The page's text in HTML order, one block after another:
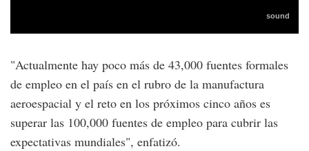
"Actualmente hay poco más de 43,000 fuentes formales
de empleo en el país en el rubro de la manufactura
aeroespacial y el reto en los próximos cinco años es
superar las 100,000 fuentes de empleo para cubrir las
expectativas mundiales", enfatizó.